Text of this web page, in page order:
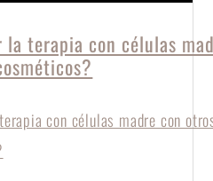
la terapia con células